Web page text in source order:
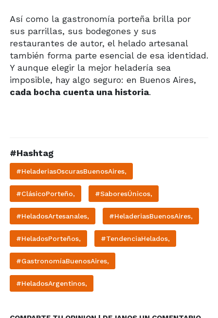
Así como la gastronomía porteña brilla por
sus parrillas, sus bodegones y sus
restaurantes de autor, el helado artesanal
también forma parte esencial de esa identidad.
Y aunque elegir la mejor heladería sea
imposible, hay algo seguro: en Buenos Aires,
cada bocha cuenta una historia.
#Hashtag
#HeladeriasOscurasBuenosAires,
#ClásicoPorteño, #SaboresÚnicos,
#HeladosArtesanales, #HeladeriasBuenosAires,
#HeladosPorteños, #TendenciaHelados,
#GastronomíaBuenosAires,
#HeladosArgentinos,